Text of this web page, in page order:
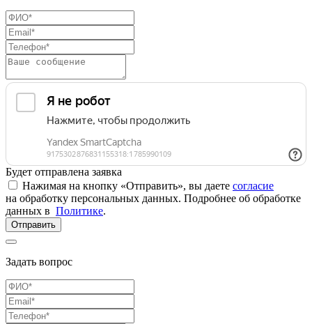
Будет отправлена заявка
Нажимая на кнопку «Отправить», вы даете согласие
на обработку персональных данных. Подробнее об обработке
данных в Политике.
Отправить
Задать вопрос